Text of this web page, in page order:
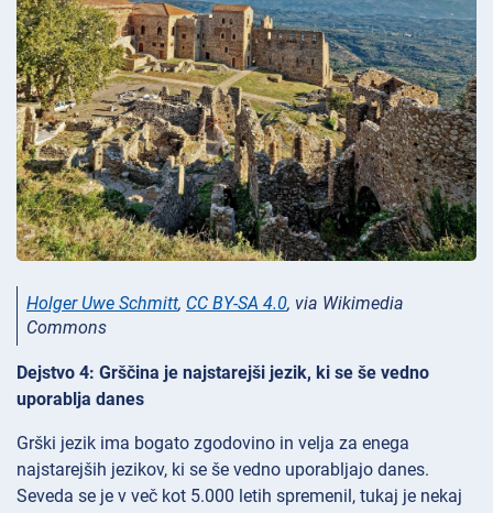
Holger Uwe Schmitt, CC BY-SA 4.0, via Wikimedia
Commons
Dejstvo 4: Grščina je najstarejši jezik, ki se še vedno
uporablja danes
Grški jezik ima bogato zgodovino in velja za enega
najstarejših jezikov, ki se še vedno uporabljajo danes.
Seveda se je v več kot 5.000 letih spremenil, tukaj je nekaj